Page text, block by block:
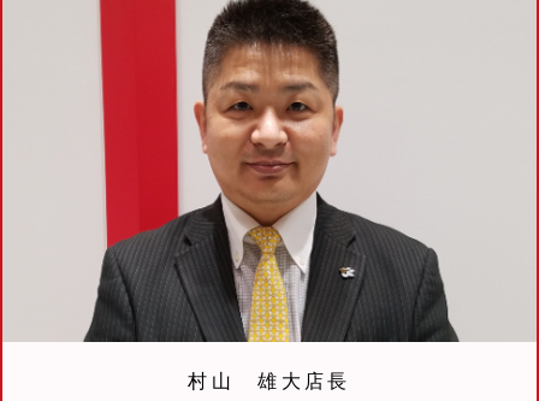
村山 雄大店長